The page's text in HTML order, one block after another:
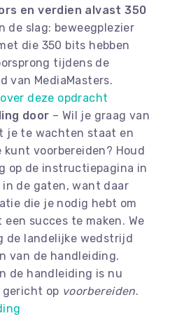
en verdien alvast 350
de slag: beweegplezier
die 350 bits hebben
tijdens de
van MediaMasters.
deze opdracht
door – Wil je graag van
je te wachten staat en
voorbereiden? Houd
op de instructiepagina in
in de gaten, want daar
die je nodig hebt om
succes te maken. We
de landelijke wedstrijd
van de handleiding.
de handleiding is nu
gericht op voorbereiden.